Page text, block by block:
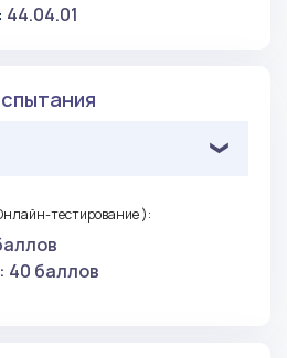
44.04.01
тестирование ):
: 40 баллов